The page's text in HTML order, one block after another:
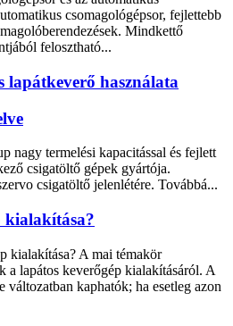
csomagológépsor, fejlettebb
Mindkettő
felosztható...
lapátkeverő használata
nagy termelési kapacitással és fejlett
csigatöltő gépek gyártója.
csigatöltő jelenlétére. Továbbá...
kialakítása?
kialakítása? A mai témakör
a lapátos keverőgép kialakításáról. A
változatban kaphatók; ha esetleg azon